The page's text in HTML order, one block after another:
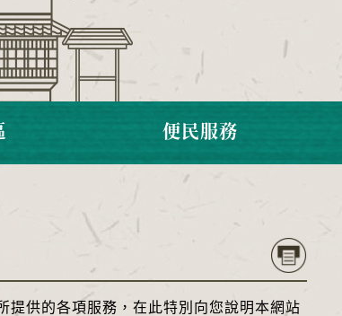
便民服務
供的各項服務，在此特別向您說明本網站